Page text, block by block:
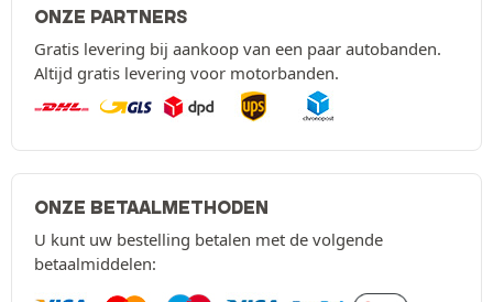
ONZE PARTNERS
Gratis levering bij aankoop van een paar autobanden.
Altijd gratis levering voor motorbanden.
ONZE BETAALMETHODEN
U kunt uw bestelling betalen met de volgende
betaalmiddelen: